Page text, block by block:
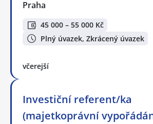
Praha
45 000 – 55 000 Kč
Plný úvazek, Zkrácený úvazek
včerejší
Investiční referent/ka
(majetkoprávní